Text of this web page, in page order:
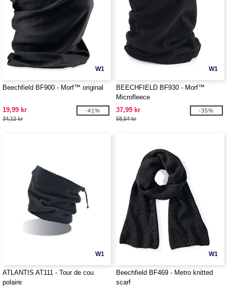
W1
Beechfield BF900 - Morf™ original
19,99 kr
34,12 kr
-41%
W1
BEECHFIELD BF930 - Morf™
Microfleece
37,99 kr
58,54 kr
-35%
W1
ATLANTIS AT111 - Tour de cou
polaire
W1
Beechfield BF469 - Metro knitted
scarf